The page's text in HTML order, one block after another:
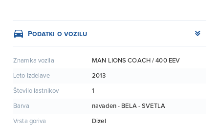
Podatki o vozilu
Znamka vozila MAN LIONS COACH / 400 EEV
Leto izdelave 2013
Število lastnikov 1
Barva navaden - BELA - SVETLA
Vrsta goriva Dizel